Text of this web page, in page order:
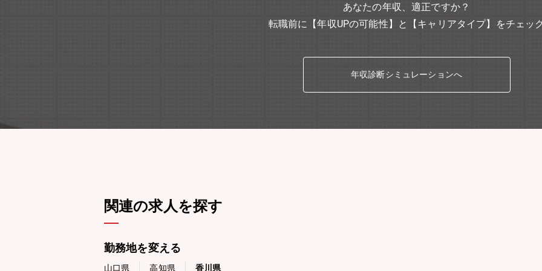
あなたの年収、適正ですか？
転職前に【年収UPの可能性】と【キャリアタイプ】をチェッ
年収診断シミュレーションへ
関連の求人を探す
勤務地を変える
山口県 高知県 香川県